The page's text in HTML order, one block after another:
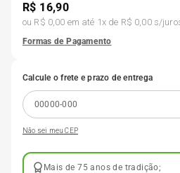
R$ 16,90
ou R$ 0,00 em até 1x de R$ 0,00s/
Formas de Pagamento
Calcule o frete e prazo de entrega
Não sei meu CEP
Mais de 75 anos de tradição;
9º Pneu
10º 175 65 14